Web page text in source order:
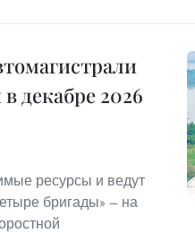
декабре 2026
ресурсы и ведут
бригады» — на